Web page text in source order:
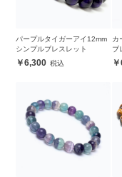
パープルタイガーアイ12mm
シンプルブレスレット
6,300
カ
ブ